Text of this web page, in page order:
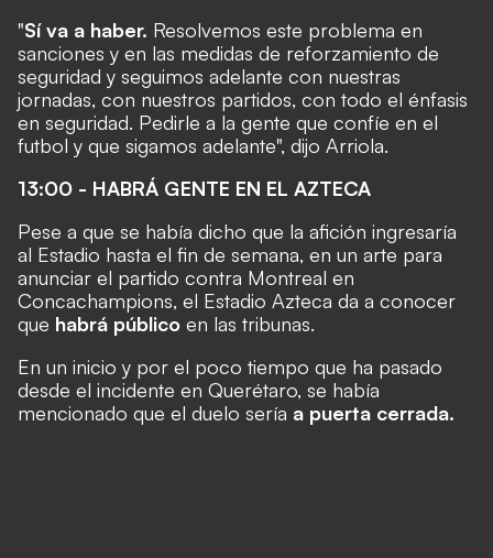
"Sí va a haber. Resolvemos este problema en
sanciones y en las medidas de reforzamiento de
seguridad y seguimos adelante con nuestras
jornadas, con nuestros partidos, con todo el énfasis
en seguridad. Pedirle a la gente que confíe en el
futbol y que sigamos adelante", dijo Arriola.
13:00 - HABRÁ GENTE EN EL AZTECA
Pese a que se había dicho que la afición ingresaría
al Estadio hasta el fin de semana, en un arte para
anunciar el partido contra Montreal en
Concachampions, el Estadio Azteca da a conocer
que habrá público en las tribunas.
En un inicio y por el poco tiempo que ha pasado
desde el incidente en Querétaro, se había
mencionado que el duelo sería a puerta cerrada.